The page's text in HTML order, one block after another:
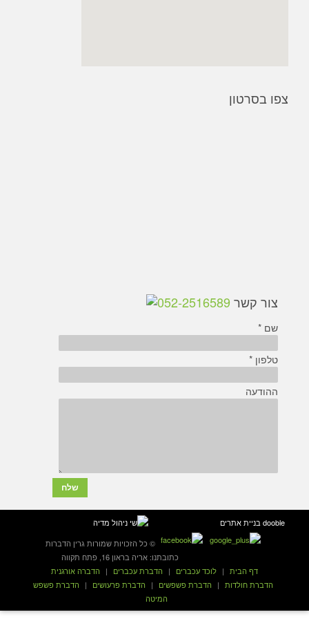
צפו בסרטון
צור קשר 052-2516589
שם *
טלפון *
ההודעה
dooble בניית אתרים
© כל הזכויות שמורות גרין הדברות
כתובתנו: אריה בראון 16, פתח תקווה
דף הבית | לוכד עכברים | הדברת עכברים |
הדברה אורגנית
הדברת חולדות | הדברת פשפשים | הדברת פרעושים |
הדברת פשפש
המיטה